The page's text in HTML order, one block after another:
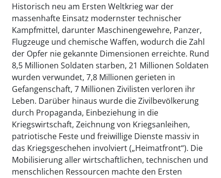
Historisch neu am Ersten Weltkrieg war der
massenhafte Einsatz modernster technischer
Kampfmittel, darunter Maschinengewehre, Panzer,
Flugzeuge und chemische Waffen, wodurch die Zahl
der Opfer nie gekannte Dimensionen erreichte. Rund
8,5 Millionen Soldaten starben, 21 Millionen Soldaten
wurden verwundet, 7,8 Millionen gerieten in
Gefangenschaft, 7 Millionen Zivilisten verloren ihr
Leben. Darüber hinaus wurde die Zivilbevölkerung
durch Propaganda, Einbeziehung in die
Kriegswirtschaft, Zeichnung von Kriegsanleihen,
patriotische Feste und freiwillige Dienste massiv in
das Kriegsgeschehen involviert („Heimatfront“). Die
Mobilisierung aller wirtschaftlichen, technischen und
menschlichen Ressourcen machte den Ersten